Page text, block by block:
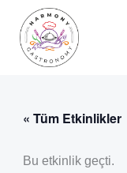
İçeriğe
« Tüm Etkinlikler
Bu etkinlik geçti.